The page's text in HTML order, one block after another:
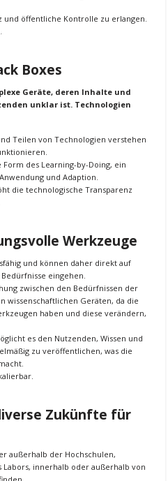
und öffentliche Kontrolle zu erlangen.
Boxes
Geräte, deren Inhalte und
unklar ist. Technologien
Teilen von Technologien verstehen
Form des Learning-by-Doing, ein
und Adaption.
die technologische Transparenz
Werkzeuge
und können daher direkt auf
eingehen.
zwischen den Bedürfnissen der
wissenschaftlichen Geräten, da die
haben und diese verändern,
es den Nutzenden, Wissen und
zu veröffentlichen, was die
Zukünfte für
außerhalb der Hochschulen,
innerhalb oder außerhalb von